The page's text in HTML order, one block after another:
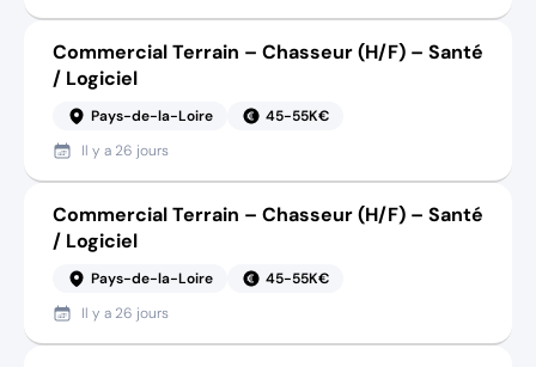
Commercial Terrain – Chasseur (H/F) – Santé
/ Logiciel
Pays-de-la-Loire
45-55K€
Il y a 26 jours
Commercial Terrain – Chasseur (H/F) – Santé
/ Logiciel
Pays-de-la-Loire
45-55K€
Il y a 26 jours